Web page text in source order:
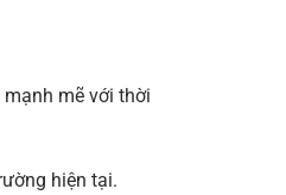
mẽ với thời
hiện tại.